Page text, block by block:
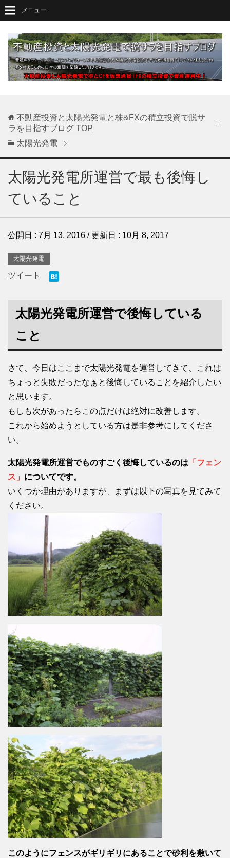
メニュー
不動産投資と太陽光発電と株&FXの積立投資で脱サ
ラを目指すブログ TOP
太陽光発電
太陽光発電所運営で最も後悔し
ていること
公開日 : 7月 13, 2016 / 更新日 : 10月 8, 2017
太陽光発電
ツイート
太陽光発電所運営で後悔している
こと
さて、今日はここまで太陽光発電を運営してきて、これは
ちょっと失敗だったなぁと後悔していることを紹介したい
と思います。
もしも次があったらこの点だけは絶対に改善します。
これから始めようとしている方は是非参考にしてくださ
い。
太陽光発電所運営でものすごく後悔しているのは 「フェン
ス」 についてです。
いくつか理由がありますが、まずは以下の写真を見てみて
ください。
このようにフェンスがギリギリにあることで砂利を敷いて